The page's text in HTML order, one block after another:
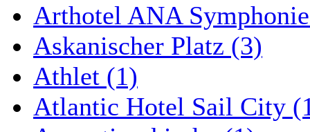
Arthotel ANA
Askanischer Platz (3)
Athlet (1)
Atlantic Hotel Sail City